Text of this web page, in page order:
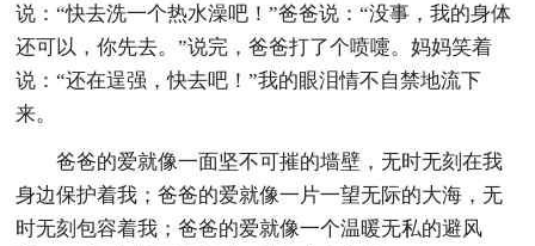
说：“快去洗一个热水澡吧！”爸爸说：“没事，我的身体
还可以，你先去。”说完，爸爸打了个喷嚏。妈妈笑着
说：“还在逞强，快去吧！”我的眼泪情不自禁地流下
来。
爸爸的爱就像一面坚不可摧的墙壁，无时无刻在我
身边保护着我；爸爸的爱就像一片一望无际的大海，无
时无刻包容着我；爸爸的爱就像一个温暖无私的避风